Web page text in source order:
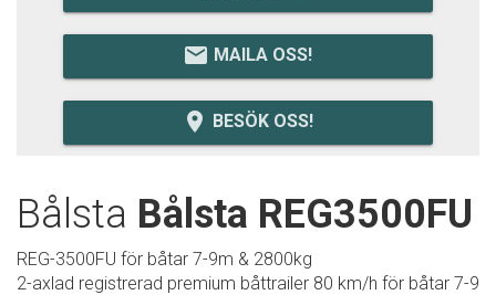
email MAILA OSS!
room BESÖK OSS!
Bålsta Bålsta REG3500FU
REG-3500FU för båtar 7-9m & 2800kg
2-axlad registrerad premium båttrailer 80 km/h för båtar 7-9